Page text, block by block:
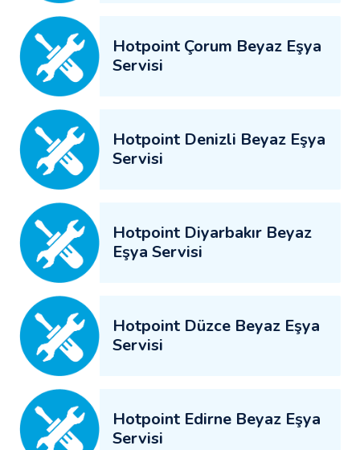
Hotpoint Çorum Beyaz Eşya
Servisi
Hotpoint Denizli Beyaz Eşya
Servisi
Hotpoint Diyarbakır Beyaz
Eşya Servisi
Hotpoint Düzce Beyaz Eşya
Servisi
Hotpoint Edirne Beyaz Eşya
Servisi